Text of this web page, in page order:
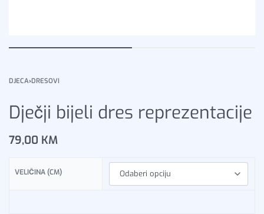
DJECA›DRESOVI
Dječji bijeli dres reprezentacije
79,00 KM
VELIČINA (CM)